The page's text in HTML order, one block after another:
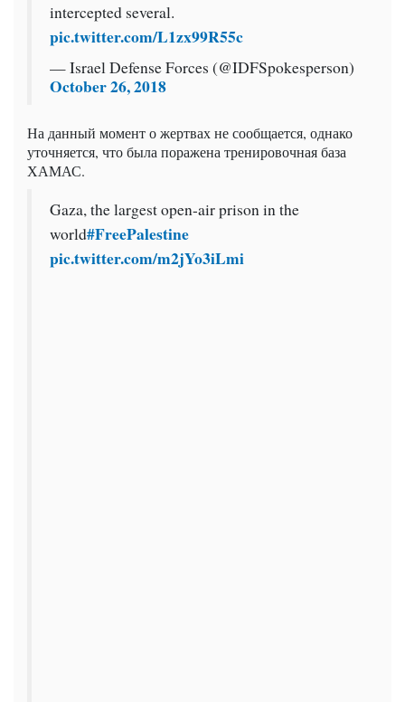
intercepted several.
pic.twitter.com/L1zx99R55c
— Israel Defense Forces (@IDFSpokesperson)
October 26, 2018
На данный момент о жертвах не сообщается, однако
уточняется, что была поражена тренировочная база
ХАМАС.
Gaza, the largest open-air prison in the
world#FreePalestine
pic.twitter.com/m2jYo3iLmi